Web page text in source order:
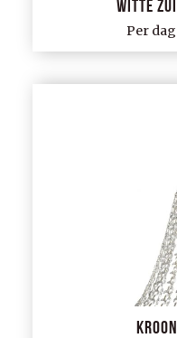
Witte
Per dag